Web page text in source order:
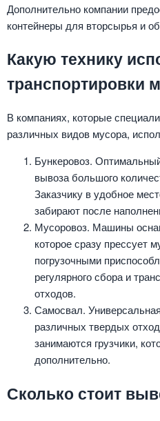
Дополнительно компании
контейнеры для вторсырья и
Какую технику
транспортировки
В компаниях, которые
различных видов мусора,
Бункеровоз.
вывоза большого
Заказчику в удобное
забирают после
Мусоровоз. Машины
которое сразу прессует
погрузочными
регулярного сбора и
отходов.
Самосвал.
различных твердых
занимаются грузчики,
дополнительно.
Сколько стоит